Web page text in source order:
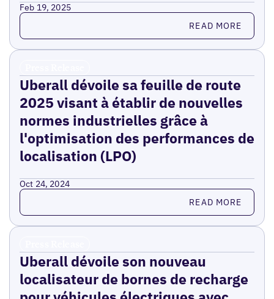
Feb 19, 2025
Read more READ MORE
Uberall dévoile sa feuille de route
2025 visant à établir de nouvelles
normes industrielles grâce à
l'optimisation des performances de
localisation (LPO)
Oct 24, 2024
Read more READ MORE
Uberall dévoile son nouveau
localisateur de bornes de recharge